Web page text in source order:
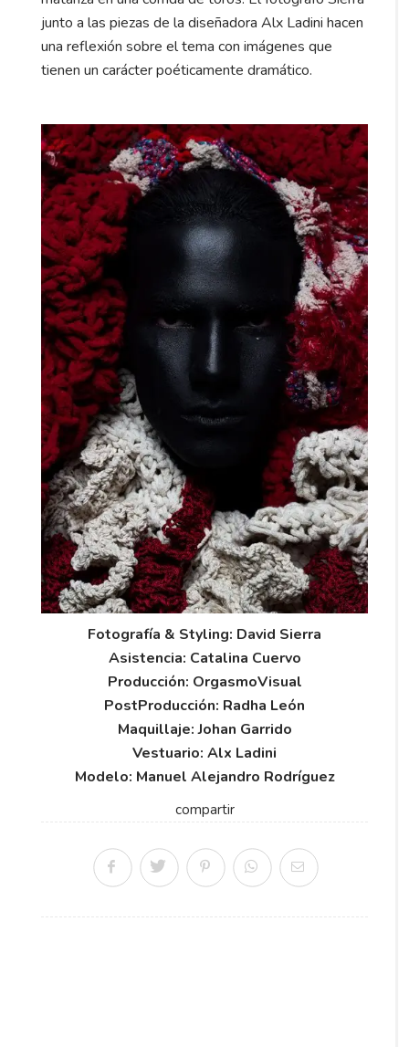
junto a las piezas de la diseñadora Alx Ladini hacen
una reflexión sobre el tema con imágenes que
tienen un carácter poéticamente dramático.
Fotografía & Styling: David Sierra
Asistencia: Catalina Cuervo
Producción: OrgasmoVisual
PostProducción: Radha León
Maquillaje: Johan Garrido
Vestuario: Alx Ladini
Modelo: Manuel Alejandro Rodríguez
compartir